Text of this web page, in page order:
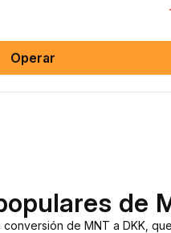
Operar
de
de MNT a DKK,